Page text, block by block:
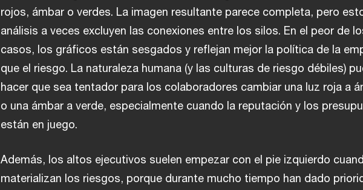
rojos, ámbar o verdes. La imagen resultante parece completa, pero
análisis a veces excluyen las conexiones entre los silos. En el peor de
casos, los gráficos están sesgados y reflejan mejor la política de la
que el riesgo. La naturaleza humana (y las culturas de riesgo débiles)
hacer que sea tentador para los colaboradores cambiar una luz roja a
o una ámbar a verde, especialmente cuando la reputación y los
están en juego.
Además, los altos ejecutivos suelen empezar con el pie izquierdo
materializan los riesgos, porque durante mucho tiempo han dado